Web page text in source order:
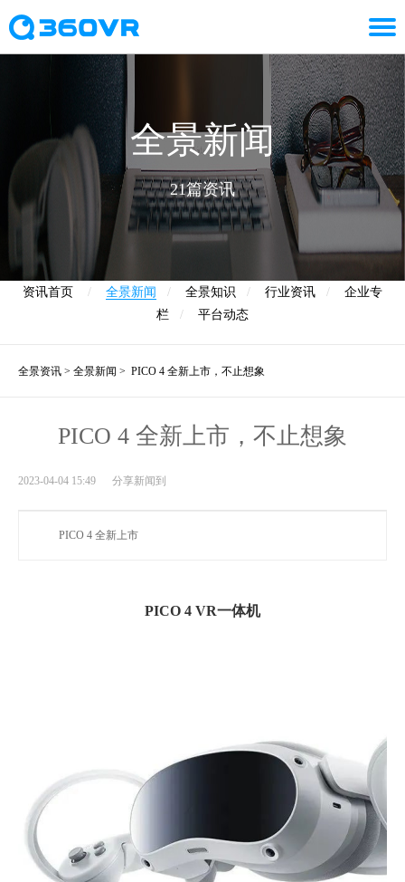
全景新闻
21篇资讯
资讯首页 / 全景新闻 / 全景知识 / 行业资讯 /
企业专
栏
/ 平台动态
全景资讯 > 全景新闻 > PICO 4 全新上市，不止想象
PICO 4 全新上市，不止想象
2023-04-04 15:49 分享新闻到
PICO 4 全新上市
PICO 4 VR一体机